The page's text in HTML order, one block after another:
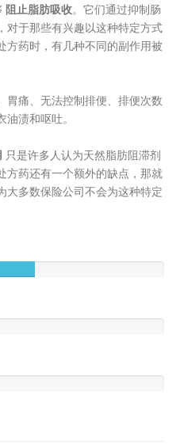
阻止脂肪吸收。它们通过抑制肠
对于那些有兴趣以这种特定方式
方药时，有几种不同的副作用被
胃痛、无法控制排便、排便次数
渍和呕吐。
只是许多人认为天然脂肪阻滞剂
方药还有一个额外的缺点，那就
多数保险公司不会为这种特定